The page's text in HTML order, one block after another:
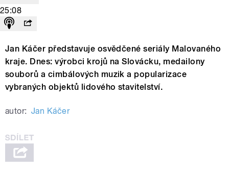
25:08
Jan Káčer představuje osvědčené seriály Malovaného
kraje. Dnes: výrobci krojů na Slovácku, medailony
souborů a cimbálových muzik a popularizace
vybraných objektů lidového stavitelství.
autor: Jan Káčer